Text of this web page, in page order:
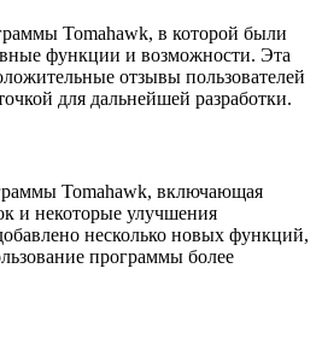
Tomahawk, в которой были
функции и возможности. Эта
отзывы пользователей
для дальнейшей разработки.
Tomahawk, включающая
и некоторые улучшения
несколько новых функций,
программы более